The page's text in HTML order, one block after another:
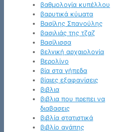
βαθμολογία κυπέλλου
βαρυτικά κύματα
Βασίλης Σπανούλης
βασιλιάς της τζαζ
Βασίλισσα
βελγική αρχαιολογία
Βερολίνο
βία στα γήπεδα
βίαιες εξαφανίσεις
βιβλια
βιβλια που πρεπει να
διαβασεις
βιβλία στατιστικά
βιβλίο αγάπης